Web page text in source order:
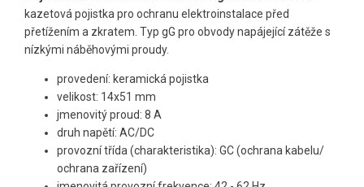
kazetová pojistka pro ochranu elektroinstalace před
přetížením a zkratem. Typ gG pro obvody napájející zátěže s
nízkými náběhovými proudy.
provedení: keramická pojistka
velikost: 14x51 mm
jmenovitý proud: 8 A
druh napětí: AC/DC
provozní třída (charakteristika): GC (ochrana kabelu/
ochrana zařízení)